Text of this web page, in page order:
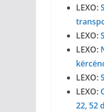
LEXO:
LEXO:
LEXO:
LEXO:
LEXO:
22, 52